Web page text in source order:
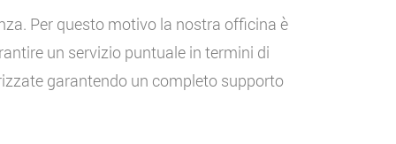
Per questo motivo la nostra officina è
un servizio puntuale in termini di
garantendo un completo supporto